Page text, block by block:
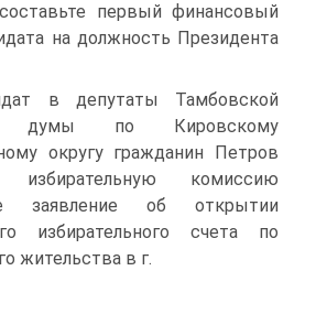
первый финансовый
на должность Президента
в депутаты Тамбовской
думы по Кировскому
округу гражданин Петров
комиссию
заявление об открытии
избирательного счета по
жительства в г.